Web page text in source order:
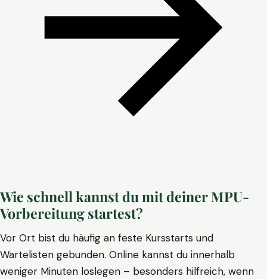
Wie schnell kannst du mit deiner MPU-
Vorbereitung startest?
Vor Ort bist du häufig an feste Kursstarts und
Wartelisten gebunden. Online kannst du innerhalb
weniger Minuten loslegen – besonders hilfreich, wenn